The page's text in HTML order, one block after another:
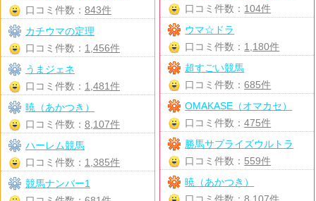
口コミ件数： 104件
ウマ☆ドラ
口コミ件数： 1,180件
超すごい競馬
口コミ件数：685件
OMAKASE（オマカセ）
口コミ件数：475件
勝馬サプライズウルトラ
口コミ件数： 559件
暁（あかつき）
口コミ件数： 843件
カチウマの定理
口コミ件数： 1,456件
うまジェネ
口コミ件数： 1,481件
暁（あかつき）
口コミ件数： 8,107件
ハーレム競馬
口コミ件数： 1,385件
競馬ナンバー1